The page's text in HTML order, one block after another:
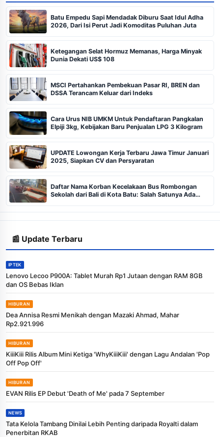
Batu Empedu Sapi Mendadak Diburu Saat Idul Adha
2026, Dari Isi Perut Jadi Komoditas Puluhan Juta
Ketegangan Selat Hormuz Memanas, Harga Minyak
Dunia Dekati US$ 108
MSCI Pertahankan Pembekuan Pasar RI, BREN dan
DSSA Terancam Keluar dari Indeks
Cara Urus NIB UMKM Untuk Pendaftaran Pangkalan
Elpiji 3kg, Kebijakan Baru Penjualan LPG 3 Kilogram
UPDATE Lowongan Kerja Terbaru Jawa Timur Januari
2025, Siapkan CV dan Persyaratan
Daftar Nama Korban Kecelakaan Bus Rombongan
Sekolah dari Bali di Kota Batu: Salah Satunya Ada
📰 Update Terbaru
IPTEK
Lenovo Lecoo P900A: Tablet Murah Rp1 Jutaan dengan RAM 8GB
dan OS Bebas Iklan
HIBURAN
Dea Annisa Resmi Menikah dengan Mazaki Ahmad, Mahar
Rp2.921.996
HIBURAN
KiiiKiii Rilis Album Mini Ketiga 'WhyKiiiKiii' dengan Lagu Andalan 'Pop
Off Pop Off'
HIBURAN
EVAN Rilis EP Debut 'Death of Me' pada 7 September
NEWS
Tata Kelola Tambang Dinilai Lebih Penting daripada Royalti dalam
Penerbitan RKAB